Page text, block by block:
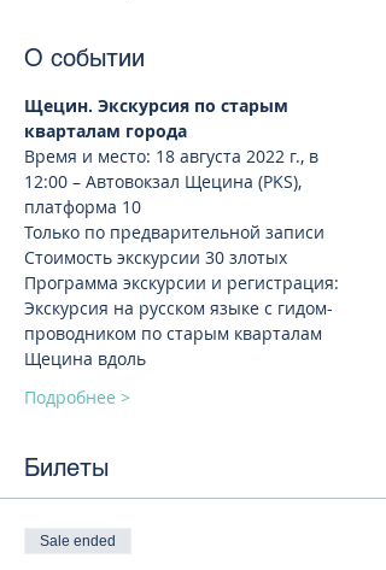
О событии
Щецин. Экскурсия по старым
кварталам города
Время и место: 18 августа 2022 г., в
12:00 – Автовокзал Щецина (PKS),
платформа 10
Только по предварительной записи
Стоимость экскурсии 30 злотых
Программа экскурсии и регистрация:
Экскурсия на русском языке с гидом-
проводником по старым кварталам
Щецина вдоль
Подробнее >
Билеты
Sale ended